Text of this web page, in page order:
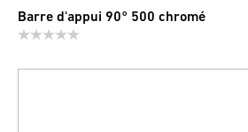
Barre d'appui 90° 500 chromé